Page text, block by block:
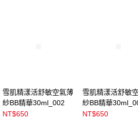
雪肌精漾活舒敏空氣薄
紗BB精華30ml_002
NT$650
雪肌精漾活舒敏
紗BB精華
NT$650